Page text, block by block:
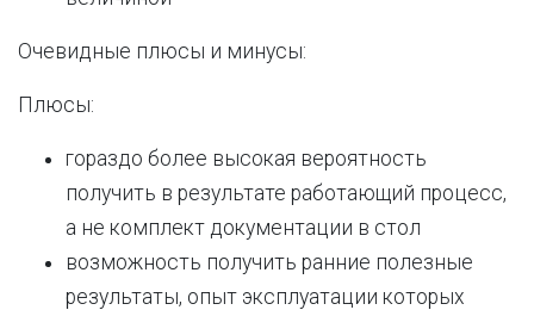
Очевидные плюсы и минусы:
Плюсы:
гораздо более высокая вероятность
получить в результате работающий процесс,
а не комплект документации в стол
возможность получить ранние полезные
результаты, опыт эксплуатации которых